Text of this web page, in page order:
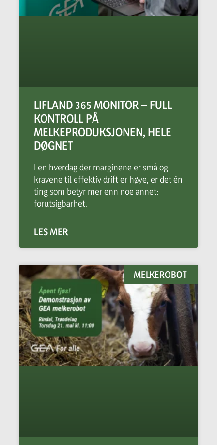
LIFLAND 365 MONITOR – FULL
KONTROLL PÅ
MELKEPRODUKSJONEN, HELE
DØGNET
I en hverdag der marginene er små og
kravene til effektiv drift er høye, er det én
ting som betyr mer enn noe annet:
forutsigbarhet.
LES MER
MELKEROBOT